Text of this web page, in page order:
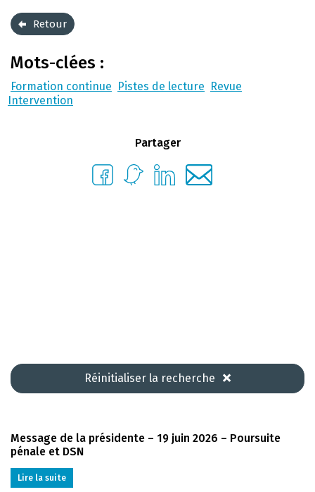
Retour
Mots-clées :
Formation continue Pistes de lecture Revue
Intervention
Partager
Réinitialiser la recherche
Message de la présidente – 19 juin 2026 – Poursuite
pénale et DSN
Lire la suite